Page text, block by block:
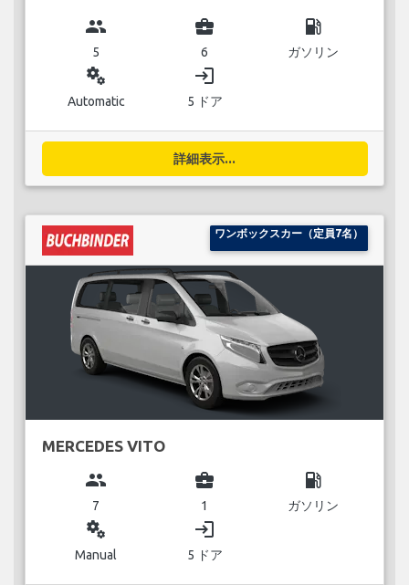
group
5
business_center
6
local_gas_station
ガソリン
miscellaneous_services
Automatic
login
5 ドア
詳細表示...
ワンボックスカー（定員7名）
MERCEDES VITO
group
7
business_center
1
local_gas_station
ガソリン
miscellaneous_services
Manual
login
5 ドア